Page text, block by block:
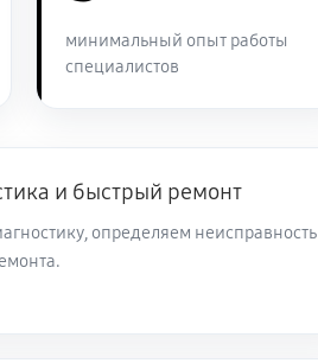
60 минут Заказать
минут Заказать
минимальный опыт работы
специалистов
и быстрый ремонт
определяем неисправность